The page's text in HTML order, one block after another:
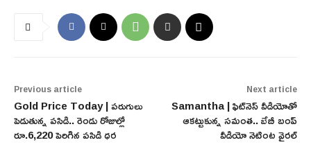
Previous article
Gold Price Today | పరుగులు
పెడుతున్న పసిడి.. రెండు రోజుల్లో
రూ.6,220 పెరిగిన పసిడి ధర
Next article
Samantha | ఫిట్‌నెస్‌ వీడియోతో
ఆకట్టుకున్న సమంత.. బేబీ బంప్
వీడియో నెటింట వైరల్